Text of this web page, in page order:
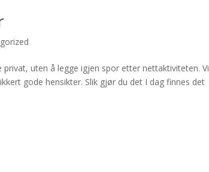
uten å legge igjen spor etter nettaktiviteten. Vi
gode hensikter. Slik gjør du det I dag finnes det